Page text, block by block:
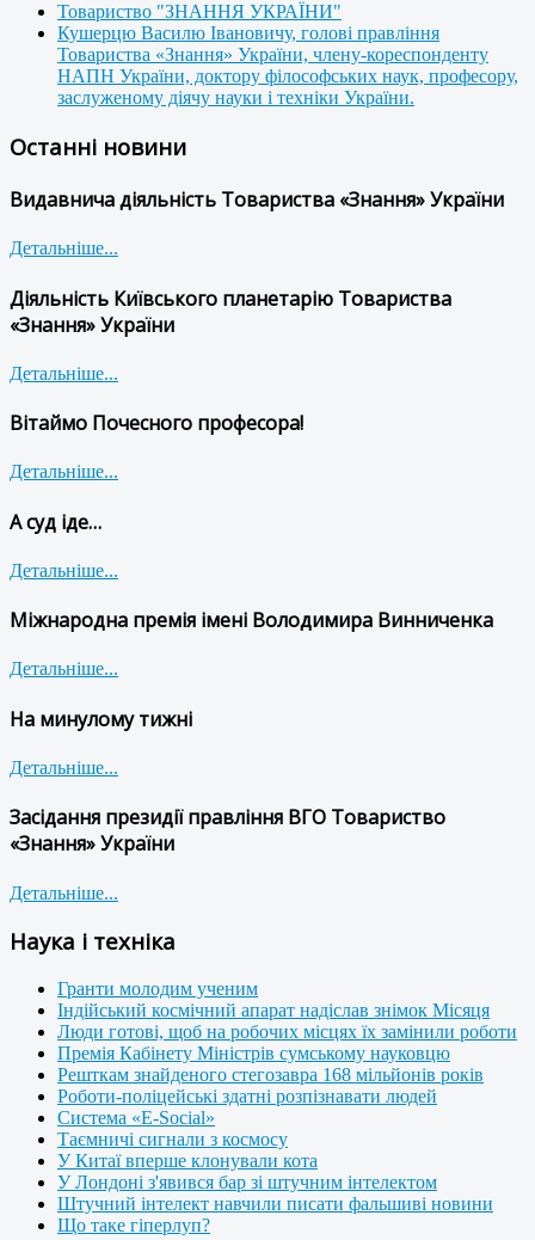
Товариство "ЗНАННЯ УКРАЇНИ"
Кушерцю Василю Івановичу, голові правління
Товариства «Знання» України, члену-кореспонденту
НАПН України, доктору філософських наук, професору,
заслуженому діячу науки і техніки України.
Останні новини
Видавнича діяльність Товариства «Знання» України
Детальніше...
Діяльність Київського планетарію Товариства
«Знання» України
Детальніше...
Вітаймо Почесного професора!
Детальніше...
А суд іде…
Детальніше...
Міжнародна премія імені Володимира Винниченка
Детальніше...
На минулому тижні
Детальніше...
Засідання президії правління ВГО Товариство
«Знання» України
Детальніше...
Наука і техніка
Гранти молодим ученим
Індійський космічний апарат надіслав знімок Місяця
Люди готові, щоб на робочих місцях їх замінили роботи
Премія Кабінету Міністрів сумському науковцю
Решткам знайденого стегозавра 168 мільйонів років
Роботи-поліцейські здатні розпізнавати людей
Система «E-Social»
Таємничі сигнали з космосу
У Китаї вперше клонували кота
У Лондоні з'явився бар зі штучним інтелектом
Штучний інтелект навчили писати фальшиві новини
Що таке гіперлуп?